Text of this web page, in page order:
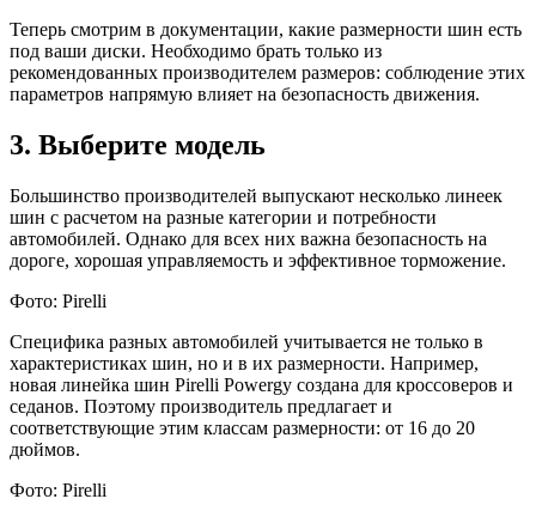
Теперь смотрим в документации, какие размерности шин есть
под ваши диски. Необходимо брать только из
рекомендованных производителем размеров: соблюдение этих
параметров напрямую влияет на безопасность движения.
3. Выберите модель
Большинство производителей выпускают несколько линеек
шин с расчетом на разные категории и потребности
автомобилей. Однако для всех них важна безопасность на
дороге, хорошая управляемость и эффективное торможение.
Фото: Pirelli
Специфика разных автомобилей учитывается не только в
характеристиках шин, но и в их размерности. Например,
новая линейка шин Pirelli Powergy создана для кроссоверов и
седанов. Поэтому производитель предлагает и
соответствующие этим классам размерности: от 16 до 20
дюймов.
Фото: Pirelli